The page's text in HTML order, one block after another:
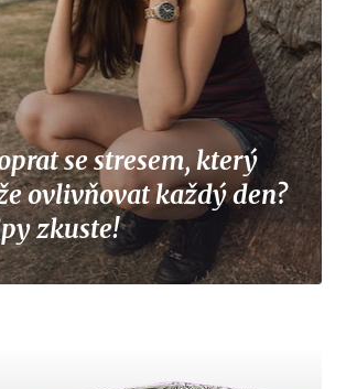
se stresem, který
ovlivňovat každý den?
zkuste!